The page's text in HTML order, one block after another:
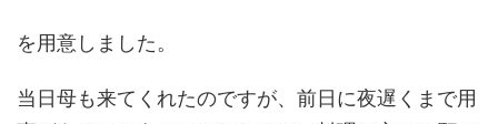
を用意しました。
当日母も来てくれたのですが、前日に夜遅くまで用